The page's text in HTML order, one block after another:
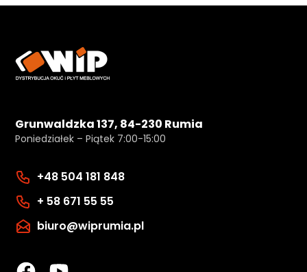
Grunwaldzka 137, 84-230 Rumia
Poniedziałek – Piątek 7:00-15:00
+48 504 181 848
+ 58 671 55 55
biuro@wiprumia.pl